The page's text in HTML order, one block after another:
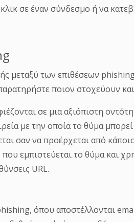
σε έναν σύνδεσμο ή να
μεταξύ των επιθέσεων phishing
ποιον στοχεύουν
σε μια αξιόπιστη
σαν να προέρχεται από
εμπιστεύεται το θύμα και
URL.
όπου αποστέλλονται
μια φαινομενικά